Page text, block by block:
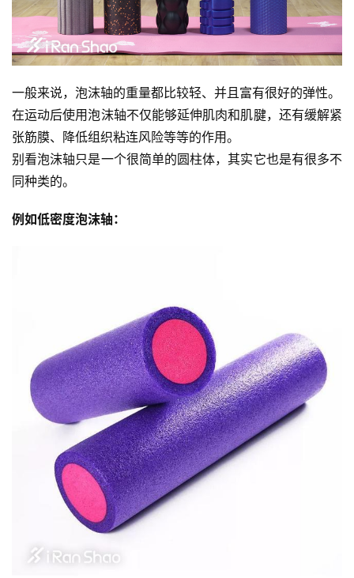
一般来说，泡沫轴的重量都比较轻、并且富有很好的弹性。
在运动后使用泡沫轴不仅能够延伸肌肉和肌腱，还有缓解紧
张筋膜、降低组织粘连风险等等的作用。
别看泡沫轴只是一个很简单的圆柱体，其实它也是有很多不
同种类的。
例如低密度泡沫轴：